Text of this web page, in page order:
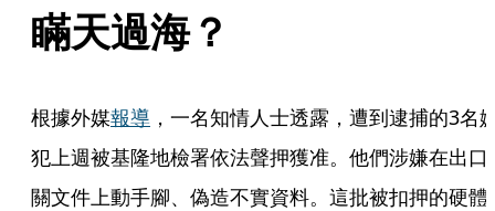
瞞天過海？
根據外媒報導 ，一名知情人士透露，遭到逮捕的3名
犯上週被基隆地檢署依法聲押獲准。他們涉嫌在出口
關文件上動手腳、偽造不實資料。這批被扣押的硬體